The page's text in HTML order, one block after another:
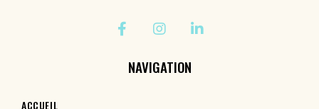
NAVIGATION
ACCUEIL